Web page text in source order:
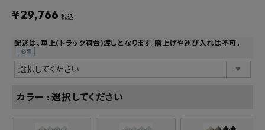
¥29,766 税込
配送は、車上(トラック荷台)渡しとなります。階上げや運び入れは不可。
(必
須)
カラー 選択してください